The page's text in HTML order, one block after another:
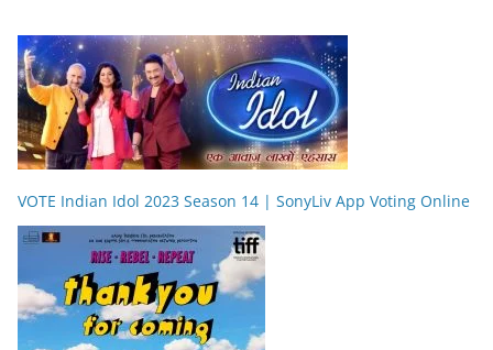
VOTE Indian Idol 2023 Season 14 | SonyLiv App Voting Online